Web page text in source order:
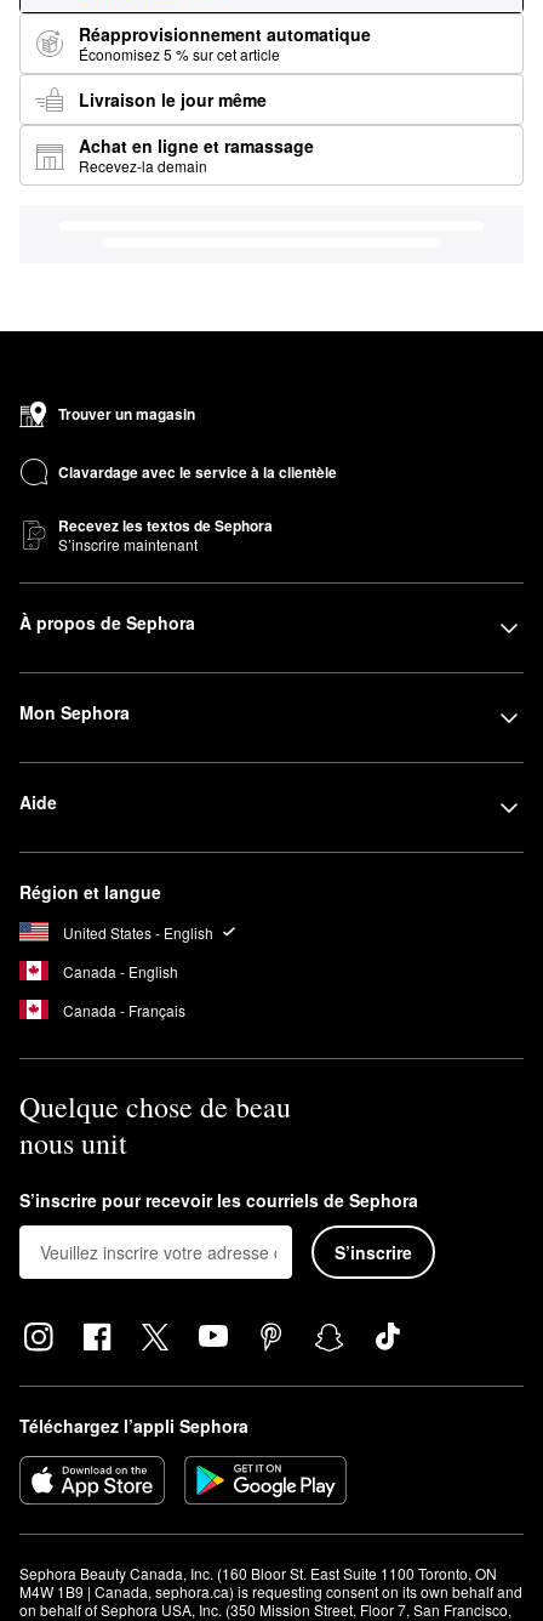
Réapprovisionnement automatique
Économisez 5 % sur cet article
Livraison le jour même
Achat en ligne et ramassage
Recevez-la demain
Trouver un magasin
Clavardage avec le service à la clientèle
Recevez les textos de Sephora
S’inscrire maintenant
À propos de Sephora
Mon Sephora
Aide
Région et langue
United States - English
Canada - English
Canada - Français
Quelque chose de beau
nous unit
S’inscrire pour recevoir les courriels de Sephora
S’inscrire
Téléchargez l’appli Sephora
Sephora Beauty Canada, Inc. (160 Bloor St. East Suite 1100 Toronto, ON
M4W 1B9 | Canada, sephora.ca) is requesting consent on its own behalf and
on behalf of Sephora USA, Inc. (350 Mission Street, Floor 7, San Francisco,